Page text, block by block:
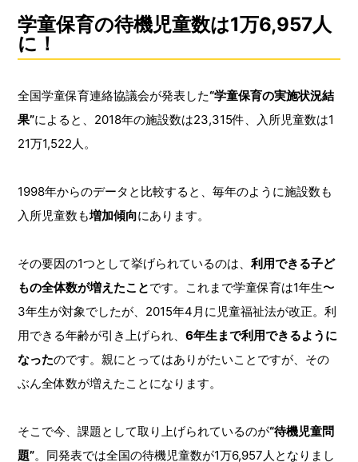
学童保育の待機児童数は1万6,957人
に！
全国学童保育連絡協議会が発表した“学童保育の実施状況結
果”によると、2018年の施設数は23,315件、入所児童数は1
21万1,522人。
1998年からのデータと比較すると、毎年のように施設数も
入所児童数も増加傾向にあります。
その要因の1つとして挙げられているのは、利用できる子ど
もの全体数が増えたことです。これまで学童保育は1年生〜
3年生が対象でしたが、2015年4月に児童福祉法が改正。利
用できる年齢が引き上げられ、6年生まで利用できるように
なったのです。親にとってはありがたいことですが、その
ぶん全体数が増えたことになります。
そこで今、課題として取り上げられているのが“待機児童問
題”。同発表では全国の待機児童数が1万6,957人となりまし